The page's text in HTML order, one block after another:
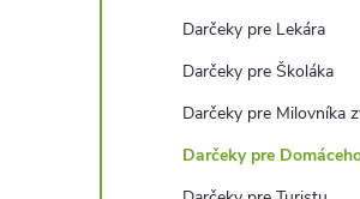
Darčeky pre Lekára
Darčeky pre Školáka
Darčeky pre Milovníka
Darčeky pre